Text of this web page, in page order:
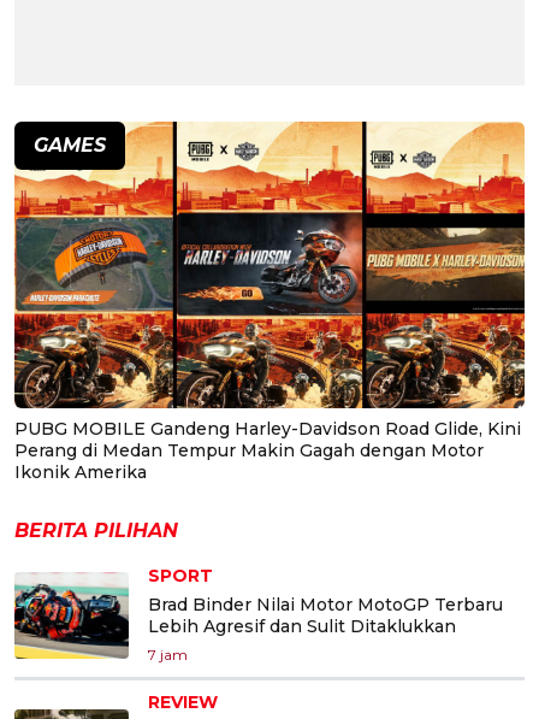
GAMES
PUBG MOBILE Gandeng Harley-Davidson Road Glide, Kini
Perang di Medan Tempur Makin Gagah dengan Motor
Ikonik Amerika
BERITA PILIHAN
SPORT
Brad Binder Nilai Motor MotoGP Terbaru
Lebih Agresif dan Sulit Ditaklukkan
7 jam
REVIEW